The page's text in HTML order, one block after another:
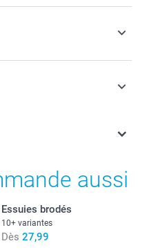
incluse et hors frais de
aussi
Essuies brodés
10+ variantes
Dès 27,99